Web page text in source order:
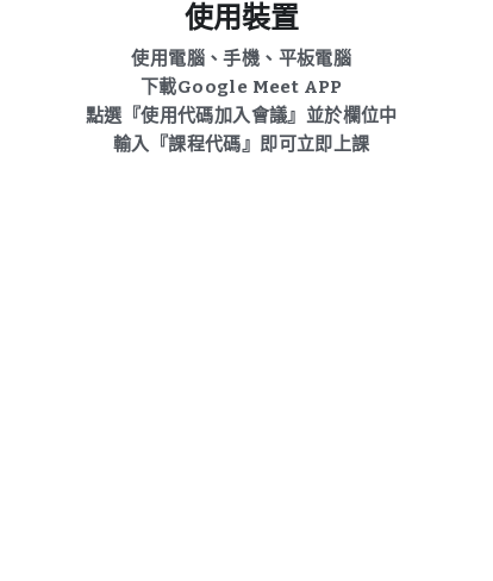
使用裝置
使用電腦、手機、平板電腦
下載Google Meet APP
點選『使用代碼加入會議』並於欄位中
輸入『課程代碼』即可立即上課